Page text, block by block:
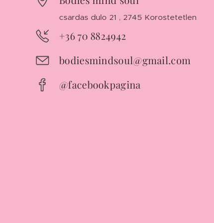
csardas dulo 21 , 2745 Korostetetlen
+36 70 8824942
bodiesmindsoul@gmail.com
@facebookpagina